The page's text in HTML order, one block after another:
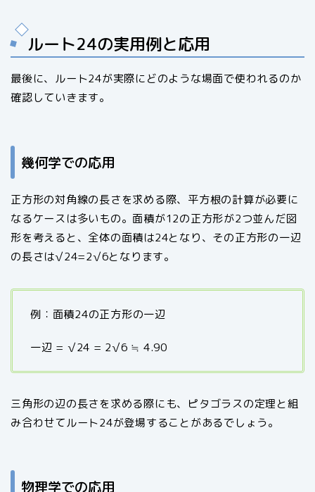
ルート24の実用例と応用
最後に、ルート24が実際にどのような場面で使われるのか
確認していきます。
幾何学での応用
正方形の対角線の長さを求める際、平方根の計算が必要に
なるケースは多いもの。面積が12の正方形が2つ並んだ図
形を考えると、全体の面積は24となり、その正方形の一辺
の長さは√24=2√6となります。
例：面積24の正方形の一辺
一辺 = √24 = 2√6 ≒ 4.90
三角形の辺の長さを求める際にも、ピタゴラスの定理と組
み合わせてルート24が登場することがあるでしょう。
物理学での応用